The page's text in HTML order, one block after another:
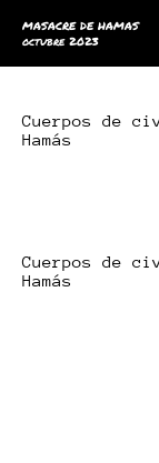
MASACRE DE HAMAS
octubre 2023
Cuerpos de
Hamás
Cuerpos de
Hamás